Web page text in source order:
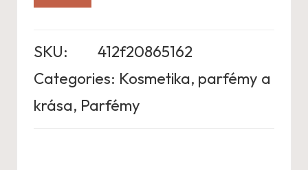
SKU:
412f20865162
Categories: Kosmetika, parfémy a
krása, Parfémy